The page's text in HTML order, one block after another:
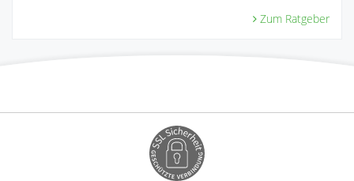
Zum Ratgeber